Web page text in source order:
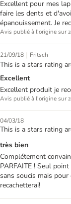
Excellent pour mes
faire les dents et
épanouissement. Je
Avis publié à l'origine sur
21/09/18 | Fritsch
This is a stars rating
Excellent
Excellent produit je
Avis publié à l'origine sur
04/03/18
This is a stars rating
très bien
Complétement
PARFAITE ! Seul
sans soucis mais
recachetterai!